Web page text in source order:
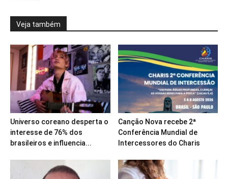
Veja também
Universo coreano desperta o
interesse de 76% dos
brasileiros e influencia...
Canção Nova recebe 2ª
Conferência Mundial de
Intercessores do Charis